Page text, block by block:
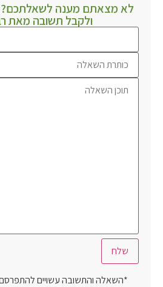
לא מצאתם מענה לשאלתכם?
ולקבל תשובה מאת
*השאלה והתשובה עשויים